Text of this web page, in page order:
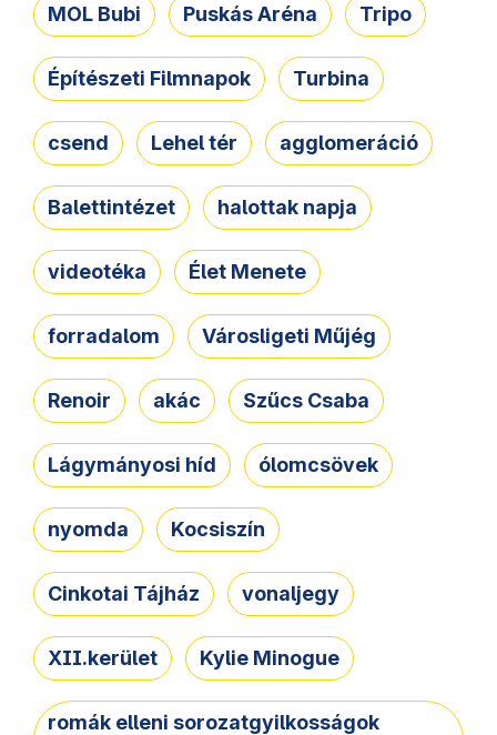
MOL Bubi Puskás Aréna Tripo
Építészeti Filmnapok Turbina
csend Lehel tér agglomeráció
Balettintézet halottak napja
videotéka Élet Menete
forradalom Városligeti Műjég
Renoir akác Szűcs Csaba
Lágymányosi híd ólomcsövek
nyomda Kocsiszín
Cinkotai Tájház vonaljegy
XII.kerület Kylie Minogue
romák elleni sorozatgyilkosságok